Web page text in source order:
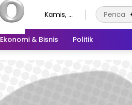
Kamis, 6
2026
Ekonomi & Bisnis Politik